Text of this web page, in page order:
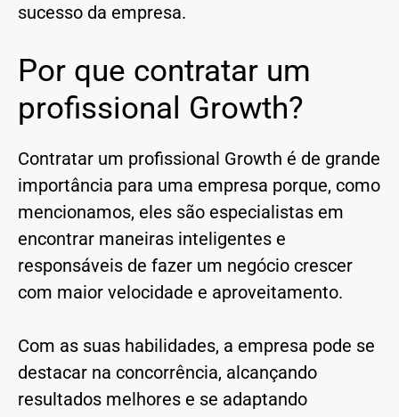
sucesso da empresa.
Por que contratar um
profissional Growth?
Contratar um profissional Growth é de grande
importância para uma empresa porque, como
mencionamos, eles são especialistas em
encontrar maneiras inteligentes e
responsáveis de fazer um negócio crescer
com maior velocidade e aproveitamento.
Com as suas habilidades, a empresa pode se
destacar na concorrência, alcançando
resultados melhores e se adaptando